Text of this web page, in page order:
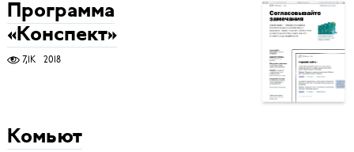
Программа
«Конспект»
7,1K 2018
Комьют